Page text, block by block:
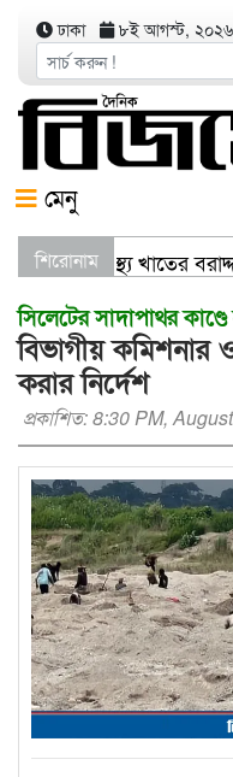
ঢাকা ৮ই আগস্ট, ২০২৬
মেনু
শিরোনামস্বাস্থ্য খাতের
সিলেটের সাদাপাথর
বিভাগীয় কমিশনার
করার নির্দেশ
প্রকাশিত: 8:30 PM,